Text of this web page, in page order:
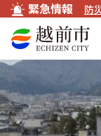
緊急情報 防